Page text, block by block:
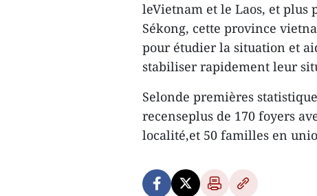
leVietnam et le Laos, et plus
Sékong, cette province
pour étudier la situation et
stabiliser rapidement leur
Selonde premières
recenseplus de 170 foyers
localité,et 50 familles en